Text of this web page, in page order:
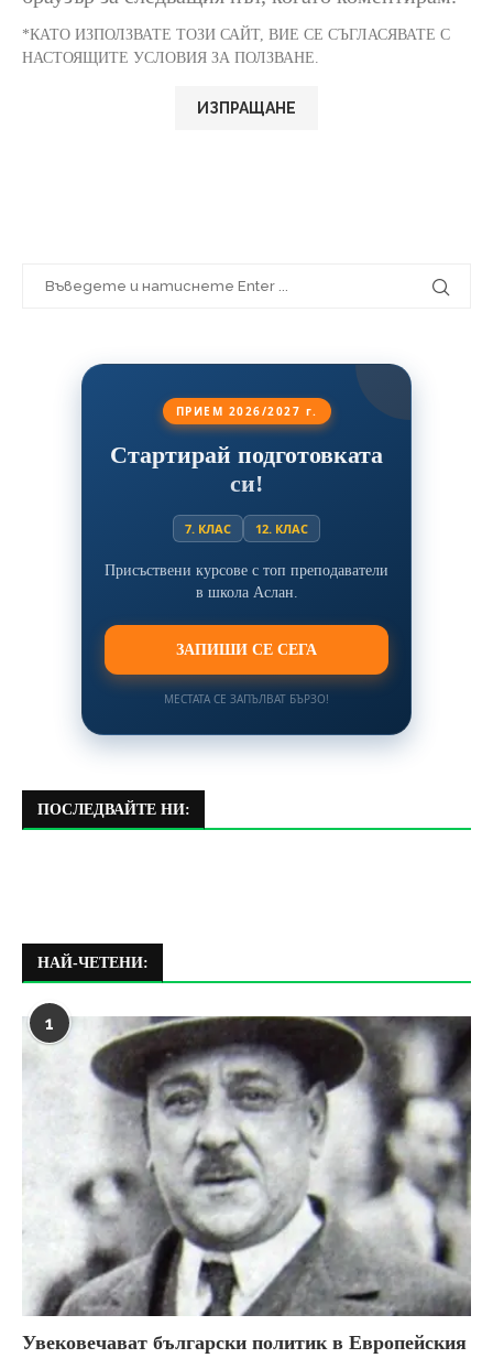
*КАТО ИЗПОЛЗВАТЕ ТОЗИ САЙТ, ВИЕ СЕ СЪГЛАСЯВАТЕ С
НАСТОЯЩИТЕ УСЛОВИЯ ЗА ПОЛЗВАНЕ.
ПРИЕМ 2026/2027 г.
Стартирай подготовката
си!
7. КЛАС 12. КЛАС
Присъствени курсове с топ преподаватели
в школа Аслан.
ЗАПИШИ СЕ СЕГА
МЕСТАТА СЕ ЗАПЪЛВАТ БЪРЗО!
ПОСЛЕДВАЙТЕ НИ:
НАЙ-ЧЕТЕНИ:
1
Увековечават български политик в Европейския